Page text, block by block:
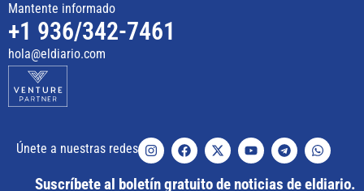
Mantente informado
+1 936/342-7461
hola@eldiario.com
Únete a nuestras redes
Suscríbete al boletín gratuito de noticias de eldiario.